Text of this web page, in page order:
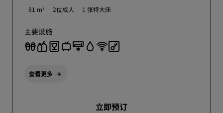
81 m² 2位成人 1 张特大床
主要设施
查看更多
立即预订